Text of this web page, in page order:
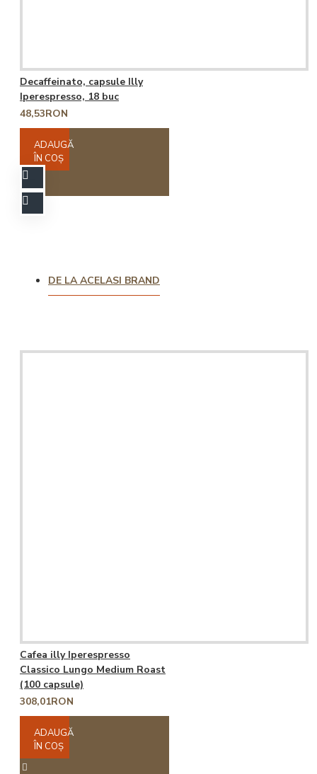
Decaffeinato, capsule Illy
Iperespresso, 18 buc
48,53RON
ADAUGĂ
ÎN COŞ
DE LA ACELASI BRAND
Cafea illy Iperespresso
Classico Lungo Medium Roast
(100 capsule)
308,01RON
ADAUGĂ
ÎN COŞ